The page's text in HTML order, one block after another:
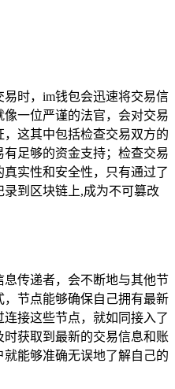
时，im钱包会迅速将交易信
一位严谨的法官，会对交易
这其中包括检查交易双方的
足够的资金支持；检查交易
实性和安全性，只有通过了
到区块链上,成为不可篡改
传递者，会不断地与其他节
节点能够确保自己拥有最新
接这些节点，就如同接入了
获取到最新的交易信息和账
能够准确无误地了解自己的